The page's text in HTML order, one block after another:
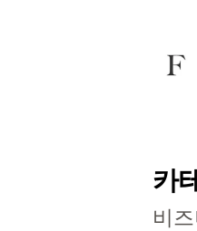
카
비